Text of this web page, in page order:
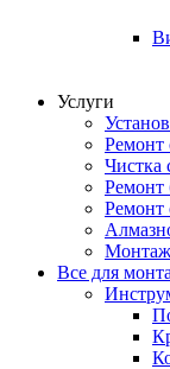
Услуги
Ремонт
Чистка
Ремонт
Ремонт
Монтаж
Все для